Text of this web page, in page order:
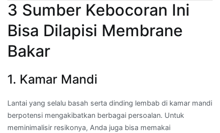
3 Sumber Kebocoran Ini
Bisa Dilapisi Membrane
Bakar
1. Kamar Mandi
Lantai yang selalu basah serta dinding lembab di kamar mandi
berpotensi mengakibatkan berbagai persoalan. Untuk
meminimalisir resikonya, Anda juga bisa memakai